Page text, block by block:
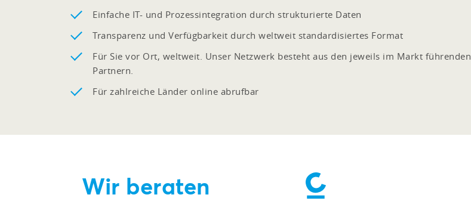
Einfache IT- und Prozessintegration durch strukturierte Daten
Transparenz und Verfügbarkeit durch weltweit standardisiertes Format
Für Sie vor Ort, weltweit. Unser Netzwerk besteht aus den jeweils im Markt führenden
Partnern.
Für zahlreiche Länder online abrufbar
Wir beraten